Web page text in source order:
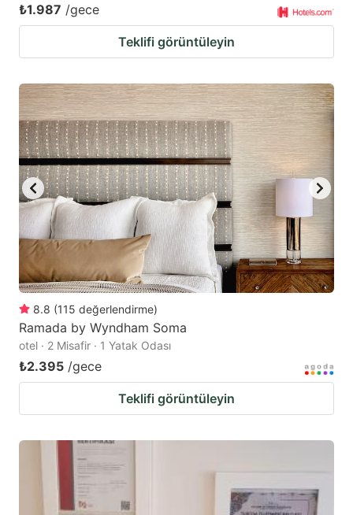
₺1.987 /gece
Teklifi görüntüleyin
8.8 (115 değerlendirme)
Ramada by Wyndham Soma
otel · 2 Misafir · 1 Yatak Odası
₺2.395 /gece
Teklifi görüntüleyin